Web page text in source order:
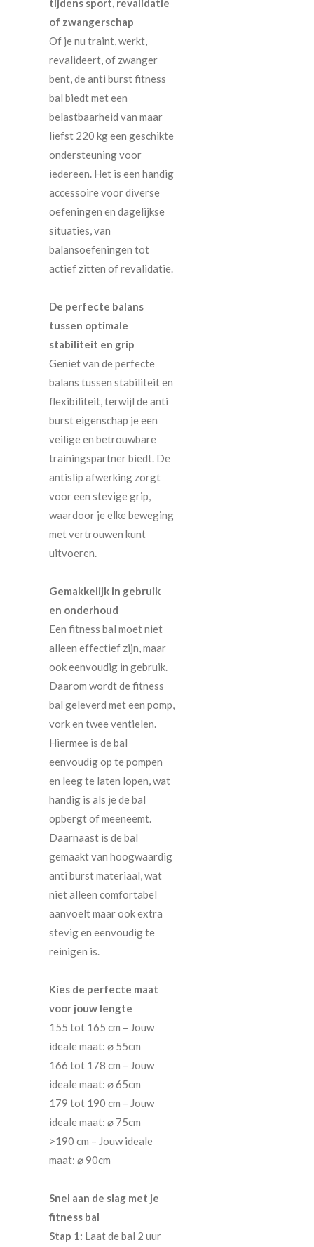
tijdens sport, revalidatie
of zwangerschap
Of je nu traint, werkt,
revalideert, of zwanger
bent, de anti burst fitness
bal biedt met een
belastbaarheid van maar
liefst 220 kg een geschikte
ondersteuning voor
iedereen. Het is een handig
accessoire voor diverse
oefeningen en dagelijkse
situaties, van
balansoefeningen tot
actief zitten of revalidatie.
De perfecte balans
tussen optimale
stabiliteit en grip
Geniet van de perfecte
balans tussen stabiliteit en
flexibiliteit, terwijl de anti
burst eigenschap je een
veilige en betrouwbare
trainingspartner biedt. De
antislip afwerking zorgt
voor een stevige grip,
waardoor je elke beweging
met vertrouwen kunt
uitvoeren.
Gemakkelijk in gebruik
en onderhoud
Een fitness bal moet niet
alleen effectief zijn, maar
ook eenvoudig in gebruik.
Daarom wordt de fitness
bal geleverd met een pomp,
vork en twee ventielen.
Hiermee is de bal
eenvoudig op te pompen
en leeg te laten lopen, wat
handig is als je de bal
opbergt of meeneemt.
Daarnaast is de bal
gemaakt van hoogwaardig
anti burst materiaal, wat
niet alleen comfortabel
aanvoelt maar ook extra
stevig en eenvoudig te
reinigen is.
Kies de perfecte maat
voor jouw lengte
155 tot 165 cm – Jouw
ideale maat: ⌀ 55cm
166 tot 178 cm – Jouw
ideale maat: ⌀ 65cm
179 tot 190 cm – Jouw
ideale maat: ⌀ 75cm
>190 cm – Jouw ideale
maat: ⌀ 90cm
Snel aan de slag met je
fitness bal
Stap 1: Laat de bal 2 uur